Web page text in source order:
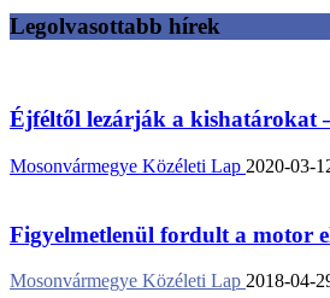
Legolvasottabb hírek
Éjféltől lezárják a kishatárokat
Mosonvármegye Közéleti Lap 2020-03-
Figyelmetlenül fordult a motor
Mosonvármegye Közéleti Lap 2018-04-